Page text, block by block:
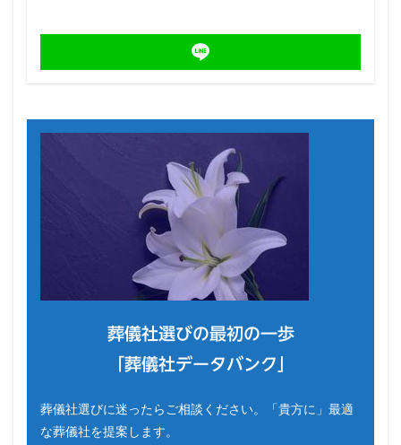
葬儀社選びの最初の一歩
「葬儀社データバンク」
葬儀社選びに迷ったらご相談ください。「貴方に」最適
な葬儀社を提案します。